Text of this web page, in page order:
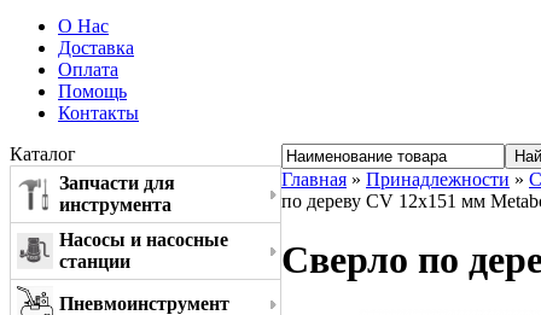
О Нас
Доставка
Оплата
Помощь
Контакты
Каталог
Запчасти для
инструмента
Насосы и насосные
станции
Пневмоинструмент
Главная » Принадлежности »
по дереву CV 12x151 мм
Сверло по